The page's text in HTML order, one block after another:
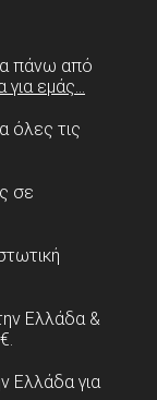
πάνω από
εμάς...
όλες τις
σε
Ελλάδα &
Ελλάδα για